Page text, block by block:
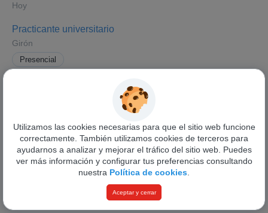
Hoy
Practicante universitario
Girón
Presencial
Ver todas las ofertas
Funciona conPandapé
Política de privacidad
Utilizamos las cookies necesarias para que el sitio web funcione
correctamente. También utilizamos cookies de terceros para
ayudarnos a analizar y mejorar el tráfico del sitio web. Puedes
ver más información y configurar tus preferencias consultando
nuestra Política de cookies
Aceptar y cerrar